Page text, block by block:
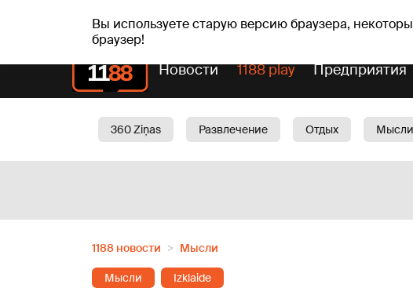
Вы используете старую версию браузера,
браузер!
вс, 09.08.2026. +23°C Genoveva, Madara, Genovefa
Новости 1188 play Предприятия
360 Ziņas Развлечение Отдых Мысли
1188 новости Мысли
Мысли Izklaide